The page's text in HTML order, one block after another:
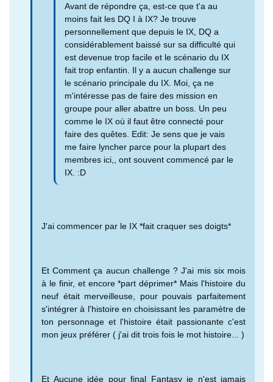
Avant de répondre ça, est-ce que t'a au
moins fait les DQ I à IX? Je trouve
personnellement que depuis le IX, DQ a
considérablement baissé sur sa difficulté qui
est devenue trop facile et le scénario du IX
fait trop enfantin. Il y a aucun challenge sur
le scénario principale du IX. Moi, ça ne
m'intéresse pas de faire des mission en
groupe pour aller abattre un boss. Un peu
comme le IX où il faut être connecté pour
faire des quêtes. Edit: Je sens que je vais
me faire lyncher parce pour la plupart des
membres ici,, ont souvent commencé par le
IX. :D
J'ai commencer par le IX *fait craquer ses doigts*
Et Comment ça aucun challenge ? J'ai mis six mois
à le finir, et encore *part déprimer* Mais l'histoire du
neuf était merveilleuse, pour pouvais parfaitement
s'intégrer à l'histoire en choisissant les paramètre de
ton personnage et l'histoire était passionante c'est
mon jeux préférer ( j'ai dit trois fois le mot histoire... )
Et Aucune idée pour final Fantasy je n'est jamais